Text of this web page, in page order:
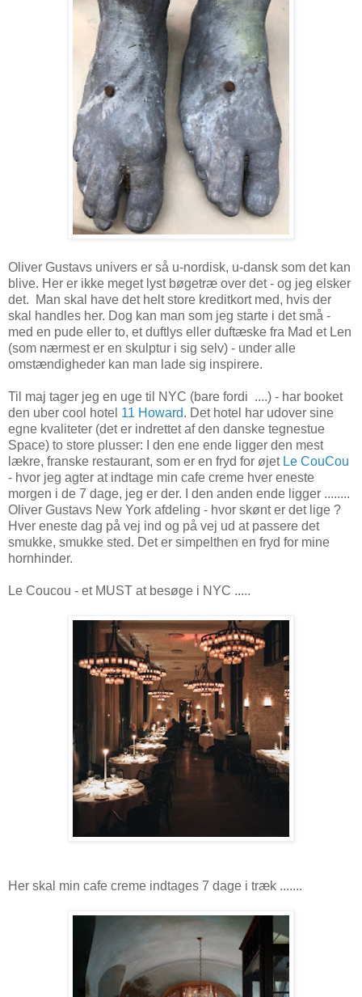
Oliver Gustavs univers er så u-nordisk, u-dansk som det kan
blive. Her er ikke meget lyst bøgetræ over det - og jeg elsker
det. Man skal have det helt store kreditkort med, hvis der
skal handles her. Dog kan man som jeg starte i det små -
med en pude eller to, et duftlys eller duftæske fra Mad et Len
(som nærmest er en skulptur i sig selv) - under alle
omstændigheder kan man lade sig inspirere.
Til maj tager jeg en uge til NYC (bare fordi ....) - har booket
den uber cool hotel 11 Howard. Det hotel har udover sine
egne kvaliteter (det er indrettet af den danske tegnestue
Space) to store plusser: I den ene ende ligger den mest
lækre, franske restaurant, som er en fryd for øjet Le CouCou
- hvor jeg agter at indtage min cafe creme hver eneste
morgen i de 7 dage, jeg er der. I den anden ende ligger ........
Oliver Gustavs New York afdeling - hvor skønt er det lige ?
Hver eneste dag på vej ind og på vej ud at passere det
smukke, smukke sted. Det er simpelthen en fryd for mine
hornhinder.
Le Coucou - et MUST at besøge i NYC .....
Her skal min cafe creme indtages 7 dage i træk .......